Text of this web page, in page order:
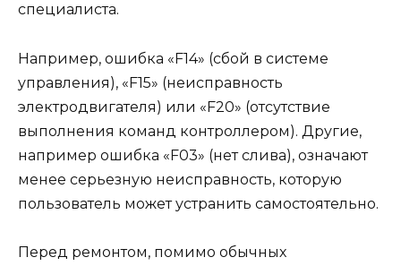
специалиста.
Например, ошибка «F14» (сбой в системе
управления), «F15» (неисправность
электродвигателя) или «F20» (отсутствие
выполнения команд контроллером). Другие,
например ошибка «F03» (нет слива), означают
менее серьезную неисправность, которую
пользователь может устранить самостоятельно.
Перед ремонтом, помимо обычных